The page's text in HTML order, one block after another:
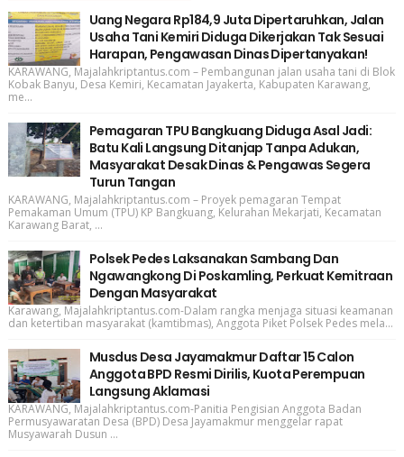
Uang Negara Rp184,9 Juta Dipertaruhkan, Jalan
Usaha Tani Kemiri Diduga Dikerjakan Tak Sesuai
Harapan, Pengawasan Dinas Dipertanyakan!
KARAWANG, Majalahkriptantus.com – Pembangunan jalan usaha tani di Blok
Kobak Banyu, Desa Kemiri, Kecamatan Jayakerta, Kabupaten Karawang,
me...
Pemagaran TPU Bangkuang Diduga Asal Jadi:
Batu Kali Langsung Ditanjap Tanpa Adukan,
Masyarakat Desak Dinas & Pengawas Segera
Turun Tangan
KARAWANG, Majalahkriptantus.com – Proyek pemagaran Tempat
Pemakaman Umum (TPU) KP Bangkuang, Kelurahan Mekarjati, Kecamatan
Karawang Barat, ...
Polsek Pedes Laksanakan Sambang Dan
Ngawangkong Di Poskamling, Perkuat Kemitraan
Dengan Masyarakat
Karawang, Majalahkriptantus.com-Dalam rangka menjaga situasi keamanan
dan ketertiban masyarakat (kamtibmas), Anggota Piket Polsek Pedes mela...
Musdus Desa Jayamakmur Daftar 15 Calon
Anggota BPD Resmi Dirilis, Kuota Perempuan
Langsung Aklamasi
KARAWANG, Majalahkriptantus.com-Panitia Pengisian Anggota Badan
Permusyawaratan Desa (BPD) Desa Jayamakmur menggelar rapat
Musyawarah Dusun ...